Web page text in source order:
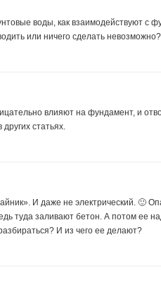
воды, как взаимодействуют с
или ничего сделать невозможно?
влияют на фундамент, и
статьях.
И даже не электрический. 🙂
туда заливают бетон. А потом ее
И из чего ее делают?